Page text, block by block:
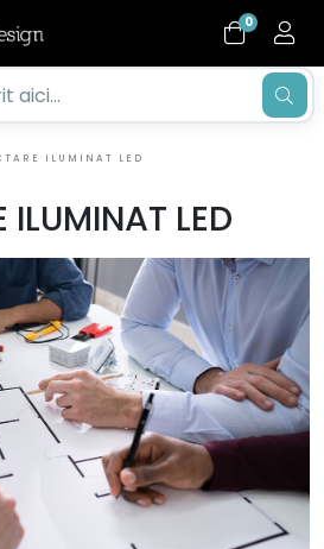
0
ILUMINAT LED
ILUMINAT LED